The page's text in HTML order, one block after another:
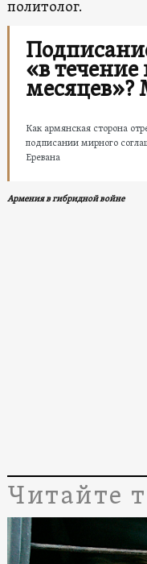
политолог.
«в
месяцев»?
Как армянская сторона
подписании мирного
Еревана
Армения в гибридной войне
Читайте